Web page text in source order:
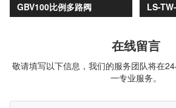
GBV100比例多路阀 LS-
在线留言
敬请填写以下信息，我们的服务团队将在
一专业服务。